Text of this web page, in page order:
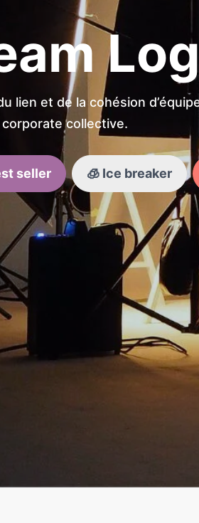
lien et de la cohésion
collective.
seller 🧊 Ice breaker